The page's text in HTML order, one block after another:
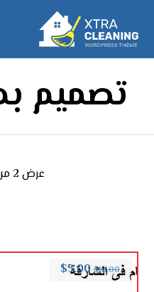
تصميم
عرض ⁦2⁩ من كل النتائج
$10.00
$5.00